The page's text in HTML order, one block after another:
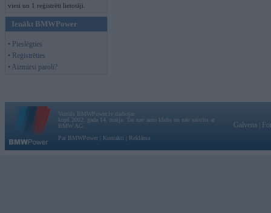
viesi un 1 reģistrēti lietotāji.
Ienākt BMWPower
• Pieslēgties
• Reģistrēties
• Aizmirsi paroli?
Vortāls BMWPower.lv darbojas
kopš 2002. gada 14. maija. Tas nav auto klubs un nav saistīts ar
BMW AG.
Par BMWPower
Kontakti Reklāma
Galvena